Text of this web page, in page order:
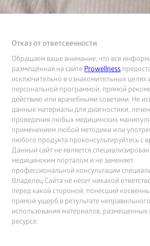
Отказ от ответсвенности
Обращаем ваше внимание, что вся
размещённая на сайтеProwellness
исключительно в ознакомительных целях
персональной программой, прямой
действию или врачебными советами. Не
данные материалы для диагностики,
проведения любых медицинских
применением любой методики или
любого продукта проконсультируйтесь с
Данный сайт не является
медицинским порталом и не заменяет
профессиональной консультации
Владелец Сайта не несет никакой
перед какой стороной, понесший
прямой ущерб в результате неправильного
использования материалов,
ресурсе.